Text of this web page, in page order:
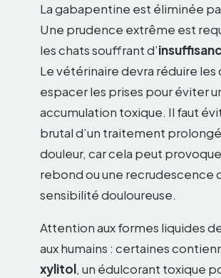
La gabapentine est éliminée
Une prudence extrême est
les chats souffrant d’
Le vétérinaire devra réduire les
espacer les prises pour éviter
accumulation toxique. Il faut
brutal d’un traitement
douleur, car cela peut
rebond ou une recrudescence
sensibilité douloureuse.
Attention aux formes liquides
aux humains : certaines
xylitol, un édulcorant toxique